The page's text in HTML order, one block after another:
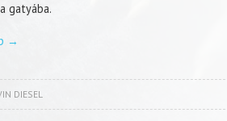
gatyába.
→
DIESEL